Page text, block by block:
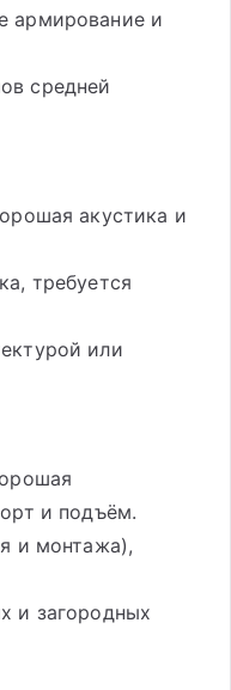
армирование и
средней
акустика и
требуется
или
и подъём.
и монтажа),
и загородных